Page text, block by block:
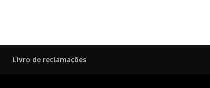
Livro de reclamações